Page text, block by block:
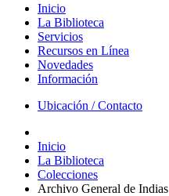
Inicio
La Biblioteca
Servicios
Recursos en Línea
Novedades
Información
Ubicación / Contacto
Inicio
La Biblioteca
Colecciones
Archivo General de Indias